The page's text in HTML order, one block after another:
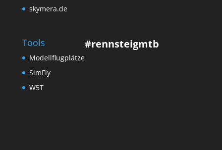
skymera.de
Tools
Modellflugplätze
SimFly
W5T
#rennsteigmtb